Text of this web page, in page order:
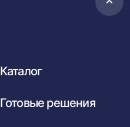
в
Каталог
Готовые решения